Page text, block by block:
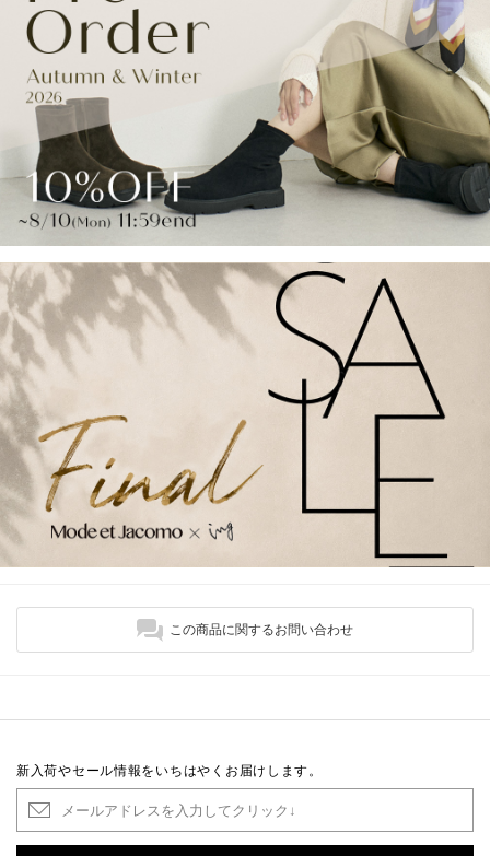
この商品に関するお問い合わせ
新入荷やセール情報をいちはやくお届けします。